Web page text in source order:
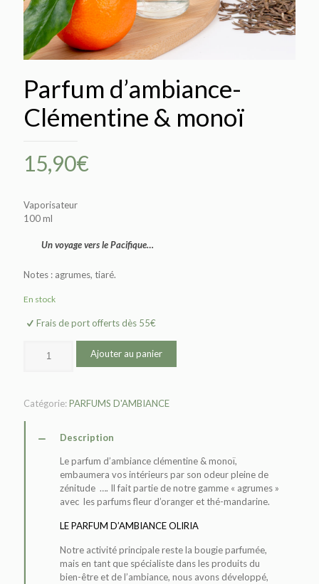
Parfum d’ambiance-
Clémentine & monoï
15,90€
Vaporisateur
100 ml
Un voyage vers le Pacifique…
Notes : agrumes, tiaré.
En stock
Frais de port offerts dès 55€
Ajouter au panier
Catégorie:PARFUMS D'AMBIANCE
Description
Le parfum d’ambiance clémentine & monoï,
embaumera vos intérieurs par son odeur pleine de
zénitude …. Il fait partie de notre gamme « agrumes »
avec les parfums fleur d’oranger et thé-mandarine.
LE PARFUM D’AMBIANCE OLIRIA
Notre activité principale reste la bougie parfumée,
mais en tant que spécialiste dans les produits du
bien-être et de l’ambiance, nous avons développé,